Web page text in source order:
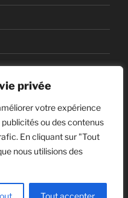
privée
votre expérience
ou des contenus
En cliquant sur "Tout
nous utilisions des
Tout accepter